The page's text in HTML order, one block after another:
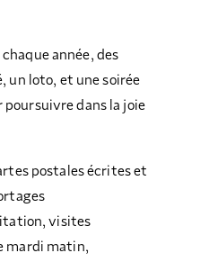
année, des
un loto, et une soirée
dans la joie
postales écrites et
visites
mardi matin,